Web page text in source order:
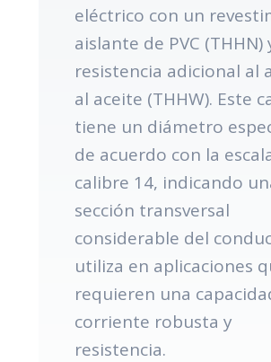
eléctrico con un
aislante de PVC (THHN)
resistencia adicional al
al aceite (THHW). Este
tiene un diámetro
de acuerdo con la
calibre 14, indicando
sección transversal
considerable del
utiliza en aplicaciones
requieren una
corriente robusta y
resistencia.